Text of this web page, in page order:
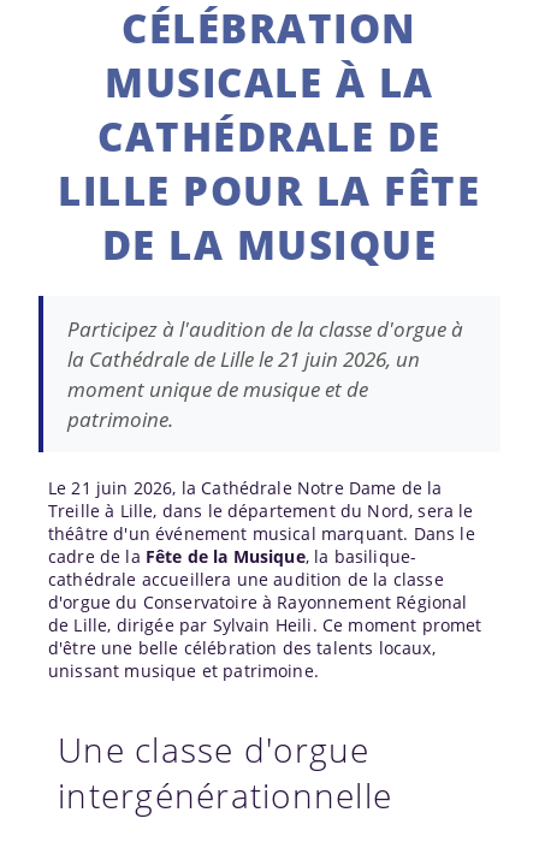
CÉLÉBRATION
MUSICALE À LA
CATHÉDRALE DE
LILLE POUR LA FÊTE
DE LA MUSIQUE
Participez à l'audition de la classe d'orgue à
la Cathédrale de Lille le 21 juin 2026, un
moment unique de musique et de
patrimoine.
Le 21 juin 2026, la Cathédrale Notre Dame de la
Treille à Lille, dans le département du Nord, sera le
théâtre d'un événement musical marquant. Dans le
cadre de la Fête de la Musique, la basilique-
cathédrale accueillera une audition de la classe
d'orgue du Conservatoire à Rayonnement Régional
de Lille, dirigée par Sylvain Heili. Ce moment promet
d'être une belle célébration des talents locaux,
unissant musique et patrimoine.
Une classe d'orgue
intergénérationnelle